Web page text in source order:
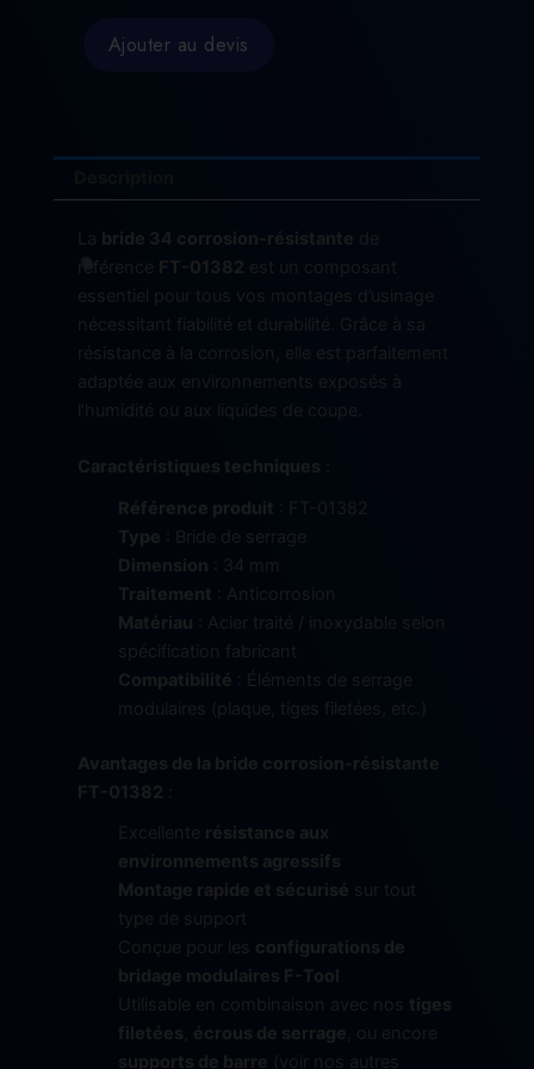
corrosion-
01382
Ajouter au devis
La bride 34 corrosion-résistante de
référence FT-01382 est un composant
essentiel pour tous vos montages d’usinage
nécessitant fiabilité et durabilité. Grâce à sa
résistance à la corrosion, elle est parfaitement
adaptée aux environnements exposés à
l’humidité ou aux liquides de coupe.
Caractéristiques techniques
Référence produit : FT-01382
Type : Bride de serrage
Dimension : 34 mm
Traitement : Anticorrosion
Matériau : Acier traité / inoxydable selon
spécification fabricant
Compatibilité : Éléments de serrage
modulaires (plaque, tiges filetées, etc.)
Avantages de la bride corrosion-résistante
FT-01382
Excellente résistance aux
environnements agressifs
Montage rapide et sécurisé sur tout
type de support
Conçue pour les configurations de
bridage modulaires F-Tool
Utilisable en combinaison avec nos tiges
filetées écrous de serrage , ou encore
supports de barre (voir nos autres